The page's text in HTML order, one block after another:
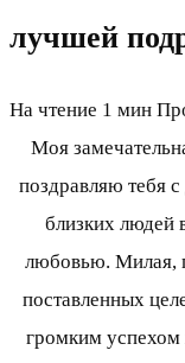
лучшей
На чтение 1 мин
Моя
поздравляю тебя
близких людей
любовью. Милая,
поставленных
громким успехом